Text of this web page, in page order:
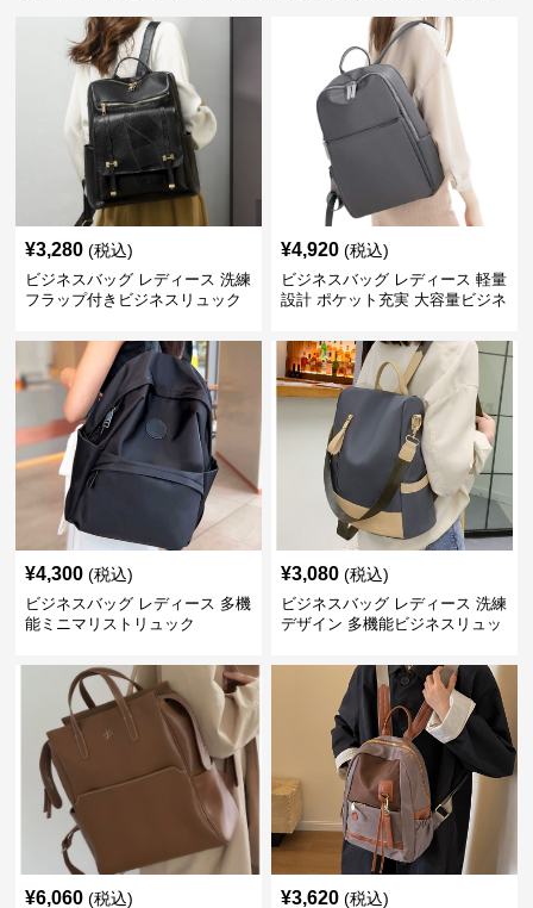
¥3,280 (税込)
ビジネスバッグ レディース 洗練
フラップ付きビジネスリュック
¥4,920 (税込)
ビジネスバッグ レディース 軽量
設計 ポケット充実 大容量ビジネ
¥4,300 (税込)
ビジネスバッグ レディース 多機
能ミニマリストリュック
¥3,080 (税込)
ビジネスバッグ レディース 洗練
デザイン 多機能ビジネスリュッ
¥6,060 (税込) ¥3,620 (税込)